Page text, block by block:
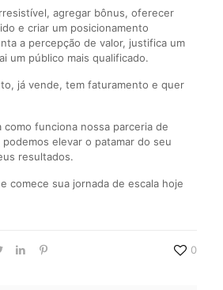
agregar bônus, oferecer
e criar um posicionamento
a percepção de valor, justifica um
um público mais qualificado.
já vende, tem faturamento e quer
como funciona nossa parceria de
elevar o patamar do seu
resultados.
comece sua jornada de escala hoje
0